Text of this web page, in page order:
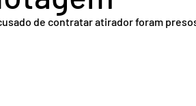
DF Entretenimento
de contratar atirador foram